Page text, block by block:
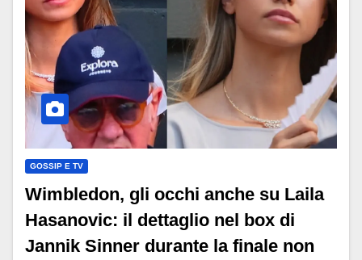
GOSSIP E TV
Wimbledon, gli occhi anche su Laila
Hasanovic: il dettaglio nel box di
Jannik Sinner durante la finale non